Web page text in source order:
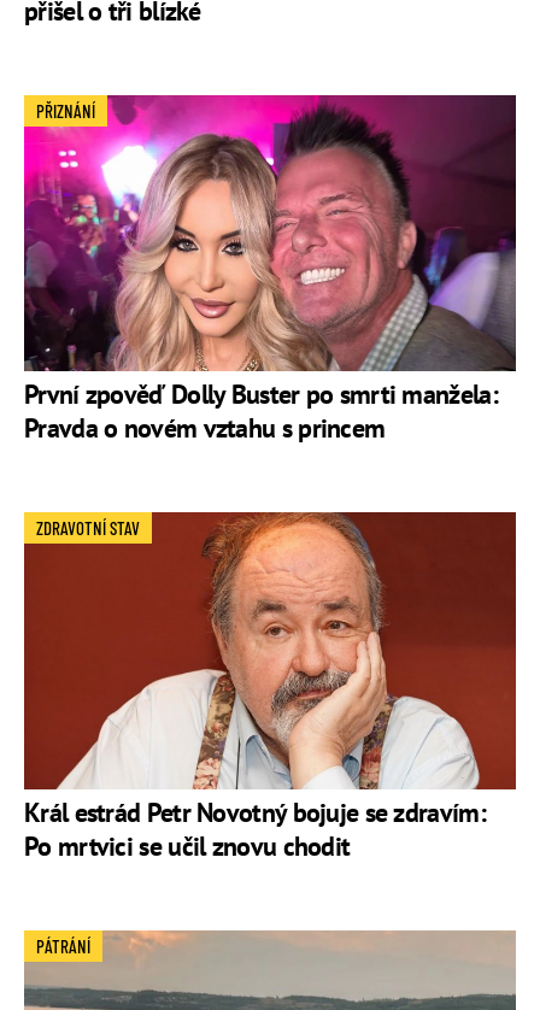
přišel o tři blízké
První zpověď Dolly Buster po smrti manžela:
Pravda o novém vztahu s princem
PŘIZNÁNÍ
Král estrád Petr Novotný bojuje se zdravím:
Po mrtvici se učil znovu chodit
ZDRAVOTNÍ STAV
PÁTRÁNÍ